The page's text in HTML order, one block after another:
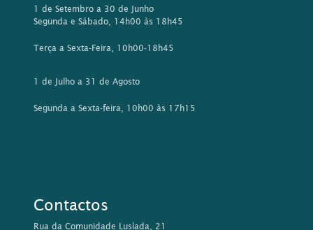
1 de Setembro a 30 de Junho
Segunda e Sábado, 14h00 às 18h45
Terça a Sexta-Feira, 10h00-18h45
1 de Julho a 31 de Agosto
Segunda a Sexta-feira, 10h00 às 17h15
Contactos
Rua da Comunidade Lusíada, 21